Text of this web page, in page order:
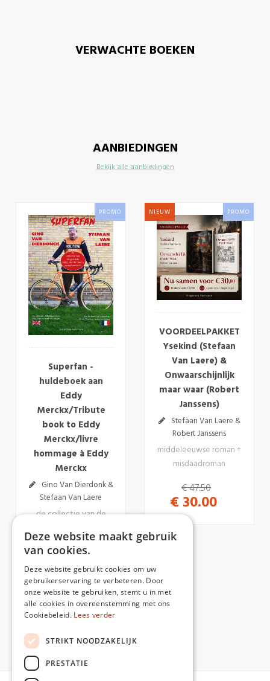
VERWACHTE BOEKEN
AANBIEDINGEN
Bekijk alle aanbiedingen
PROMO
Superfan -
huldeboek aan
Eddy
Merckx/Tribute
book to Eddy
Merckx/livre
hommage à Eddy
Merckx
Gino Van Dierdonk &
Stefaan Van Laere
de collectie van de
fan in woord en beeld
€ 35.00
€ 30.00
NIEUW PROMO
VOORDEELPAKKET
Ysekind (Stefaan
Van Laere) &
Onwaarschijnlijk
maar waar (Robert
Janssens)
Stefaan Van Laere &
Robert Janssens
middeleeuwse roman +
misdaadroman
€ 47.50
€ 30.00
Deze website maakt gebruik
van cookies.
Deze website gebruikt cookies om uw
gebruikerservaring te verbeteren. Door
onze website te gebruiken, stemt u in met
alle cookies in overeenstemming met ons
Cookiebeleid. Lees verder
STRIKT NOODZAKELIJK
PRESTATIE